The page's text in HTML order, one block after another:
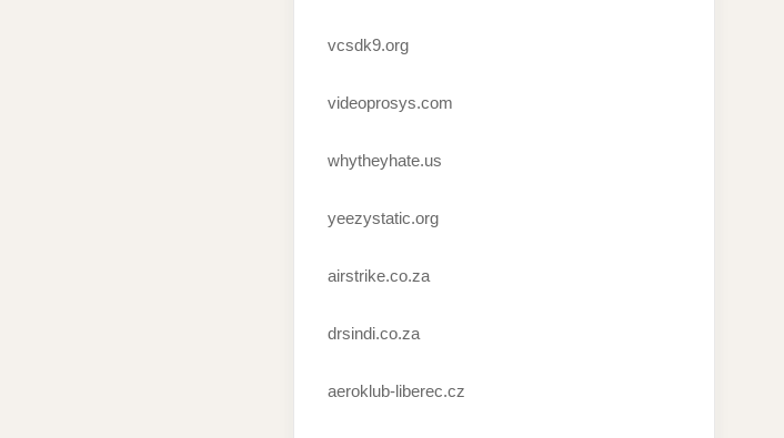
vcsdk9.org
videoprosys.com
whytheyhate.us
yeezystatic.org
airstrike.co.za
drsindi.co.za
aeroklub-liberec.cz